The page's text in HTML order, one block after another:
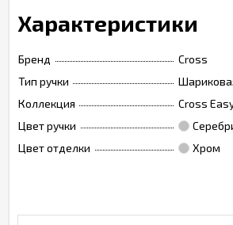
Характеристики
Бренд
Cross
Тип ручки
Коллекция
Cross
Цвет ручки
Цвет отделки
Хром